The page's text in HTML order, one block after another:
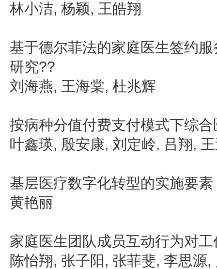
林小洁, 杨颖, 王皓翔
基于德尔菲法的家庭医生签约
研究??
刘海燕, 王海棠, 杜兆辉
按病种分值付费支付模式下综
叶鑫瑛, 殷安康, 刘定岭, 吕翔,
基层医疗数字化转型的实施要
黄艳丽
家庭医生团队成员互动行为对
陈怡翔, 张子阳, 张菲斐, 李思源,